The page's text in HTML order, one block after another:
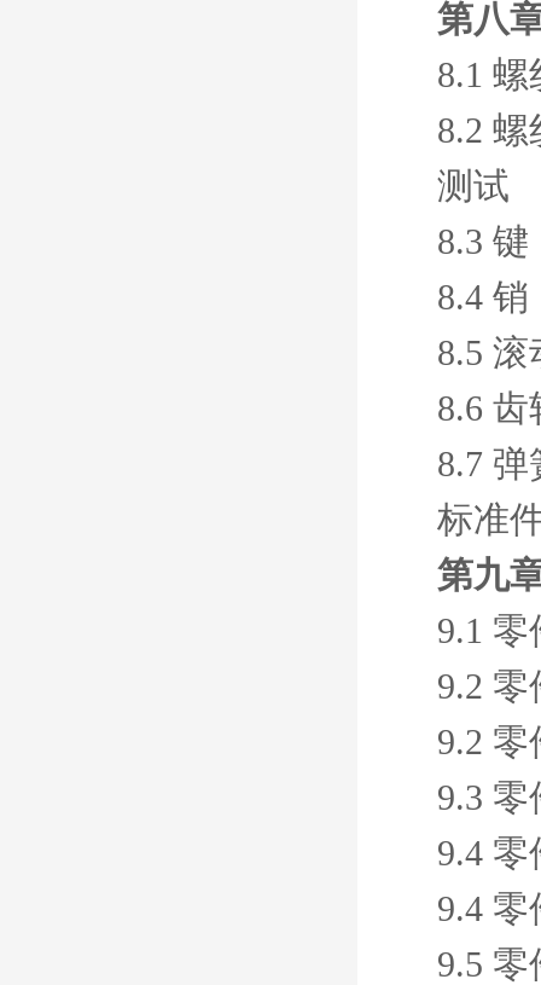
第八
8.1 螺
8.2
测试
8.3 键
8.4 销
8.5
8.6 齿
8.7 弹
标准
第九
9.1
9.2
9.2
9.3
9.4
9.4
9.5